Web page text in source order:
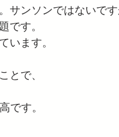
サンソンではないで
です。
います。
とで、
です。